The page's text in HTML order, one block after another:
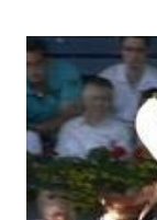
POWER -
HERO -
BREEN 9 JALLA
NOVEL -
CLUB LADY -
LORENZO -